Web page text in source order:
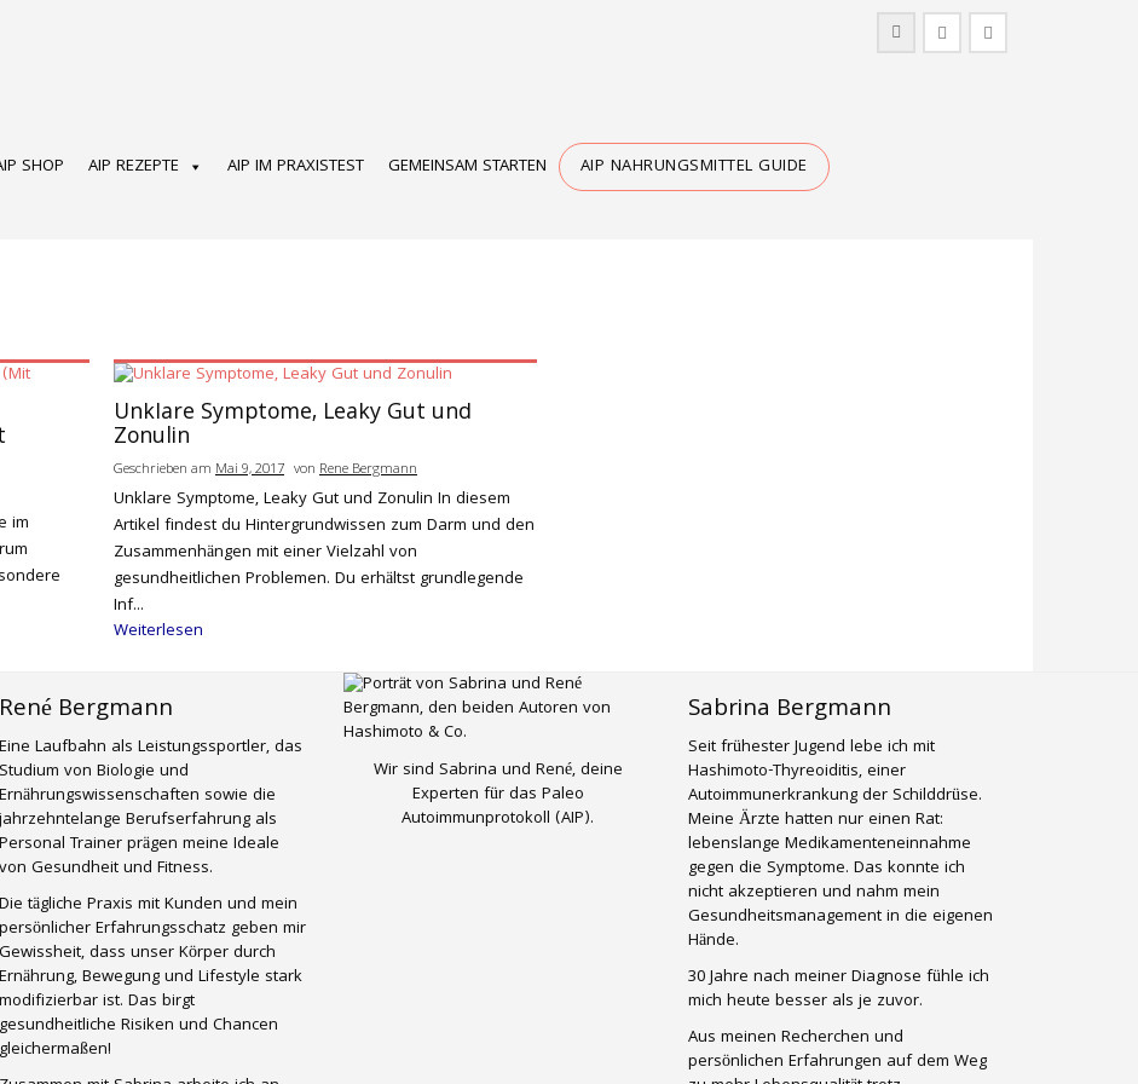
SHOP AIP REZEPTE AIP IM PRAXISTEST GEMEINSAM STARTEN AIP NAHRUNGSMITTEL GUIDE
im
Unklare Symptome, Leaky Gut und
Zonulin
Geschrieben am Mai 9, 2017 von Rene Bergmann
Unklare Symptome, Leaky Gut und Zonulin In diesem
Artikel findest du Hintergrundwissen zum Darm und den
Zusammenhängen mit einer Vielzahl von
gesundheitlichen Problemen. Du erhältst grundlegende
Inf...
Weiterlesen
René Bergmann
Eine Laufbahn als Leistungssportler, das
Studium von Biologie und
Ernährungswissenschaften sowie die
jahrzehntelange Berufserfahrung als
Personal Trainer prägen meine Ideale
von Gesundheit und Fitness.
Die tägliche Praxis mit Kunden und mein
persönlicher Erfahrungsschatz geben mir
Gewissheit, dass unser Körper durch
Ernährung, Bewegung und Lifestyle stark
modifizierbar ist. Das birgt
gesundheitliche Risiken und Chancen
gleichermaßen!
Wir sind Sabrina und René, deine
Experten für das Paleo
Autoimmunprotokoll (AIP).
Sabrina Bergmann
Seit frühester Jugend lebe ich mit
Hashimoto-Thyreoiditis, einer
Autoimmunerkrankung der Schilddrüse.
Meine Ärzte hatten nur einen Rat:
lebenslange Medikamenteneinnahme
gegen die Symptome. Das konnte ich
nicht akzeptieren und nahm mein
Gesundheitsmanagement in die eigenen
Hände.
30 Jahre nach meiner Diagnose fühle ich
mich heute besser als je zuvor.
Aus meinen Recherchen und
persönlichen Erfahrungen auf dem Weg